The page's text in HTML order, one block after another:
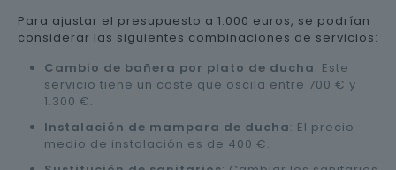
Para ajustar el presupuesto a 1.000 euros, se podrían
considerar las siguientes combinaciones de servicios:
Cambio de bañera por plato de ducha: Este
servicio tiene un coste que oscila entre 700 € y
1.300 €.
Instalación de mampara de ducha: El precio
medio de instalación es de 400 €.